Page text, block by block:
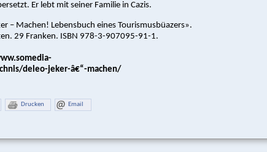
Er lebt mit seiner Familie in Cazis.
– Machen! Lebensbuch eines Tourismusbüazers».
29 Franken. ISBN 978-3-907095-91-1.
deleo-jeker-â€“-machen/
Drucken Email